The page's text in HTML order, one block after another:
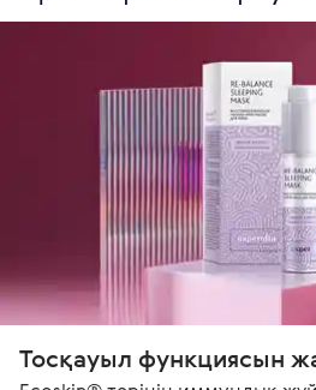
Тосқауыл функциясын